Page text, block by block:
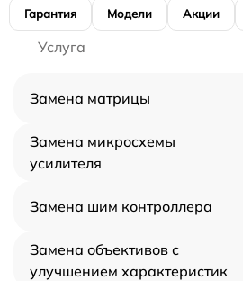
Гарантия Модели Акции
Услуга
Замена матрицы
Замена микросхемы
усилителя
Замена шим контроллера
Замена объективов с
улучшением характеристик